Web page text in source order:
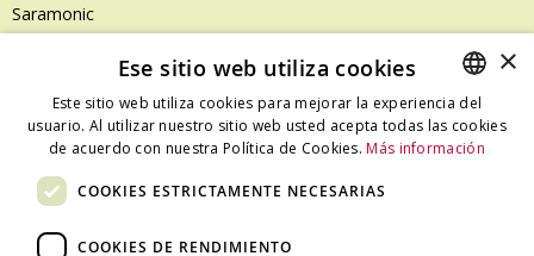
Saramonic
Shimoda
SanDisk Professional
Tenba
Zeiss
SPANISH
×
Ese sitio web utiliza cookies
Este sitio web utiliza cookies para mejorar la experiencia del
usuario. Al utilizar nuestro sitio web usted acepta todas las cookies
de acuerdo con nuestra Política de Cookies. Más información
COOKIES ESTRICTAMENTE NECESARIAS
COOKIES DE RENDIMIENTO